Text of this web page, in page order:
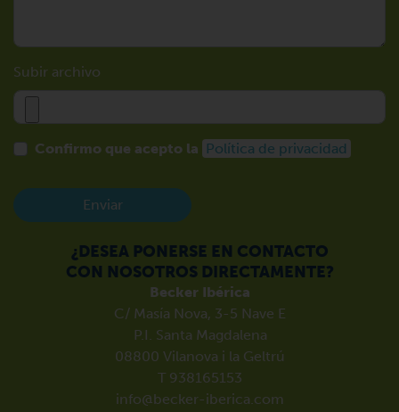
Subir archivo
Confirmo que acepto la Política de privacidad
Enviar
¿DESEA PONERSE EN CONTACTO
CON NOSOTROS DIRECTAMENTE?
Becker Ibérica
C/ Masía Nova, 3-5 Nave E
P.I. Santa Magdalena
08800 Vilanova i la Geltrú
T 938165153
info@becker-iberica.com